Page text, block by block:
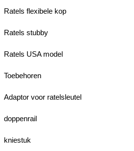
Ratels flexibele kop
Ratels stubby
Ratels USA model
Toebehoren
Adaptor voor ratelsleutel
doppenrail
kniestuk